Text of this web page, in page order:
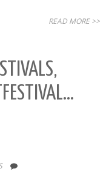
READ MORE >>